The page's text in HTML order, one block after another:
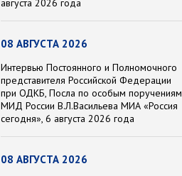
августа 2026 года
08 АВГУСТА 2026
Интервью Постоянного и Полномочного
представителя Российской Федерации
при ОДКБ, Посла по особым поручениям
МИД России В.Л.Васильева МИА «Россия
сегодня», 6 августа 2026 года
08 АВГУСТА 2026